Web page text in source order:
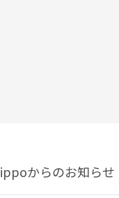
からのお知らせ